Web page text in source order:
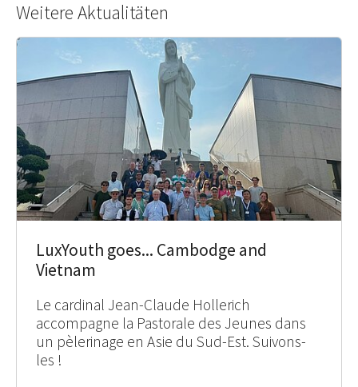
Weitere Aktualitäten
LuxYouth goes... Cambodge and
Vietnam
Le cardinal Jean-Claude Hollerich
accompagne la Pastorale des Jeunes dans
un pèlerinage en Asie du Sud-Est. Suivons-
les !